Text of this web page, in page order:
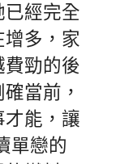
經完全
多，家
勁的後
當前，
能，讓
單戀的